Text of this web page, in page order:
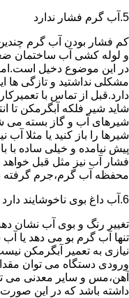
5.آب گرم فشار ندارد
کم فشار بودن آب گرم
و لوله کشی آب ساختمان
در این موضوع دخیل
مشکلی نداشتید و تازگی ها
دارد.قبل از تماس با
شاید شیر فلکه آبگرمکن تا
شیرهای آب و گاز بسته می
شیرها را باز کنید یا مثلا
پیش نیامده و خیلی ساده با
فشار آب نیز مثل قبل
محفظه آب گرم،جرم گرفته
6.آب داغ بوی ناخوشایند دارد
تغییر رنگ و بوی آب نشان
تنها آب گرم بو می دهد یا
نیازی به تعمیر آبگرمکن
ورودی دستگاه می توان
آهن،مس و سایر معدنی می
داشته باشد که در این